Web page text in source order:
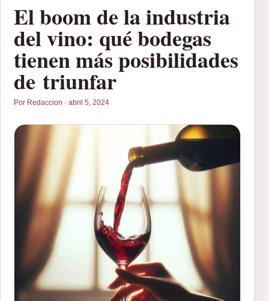
El boom de la industria
del vino: qué bodegas
tienen más posibilidades
de triunfar
Por Redaccion · abril 5, 2024